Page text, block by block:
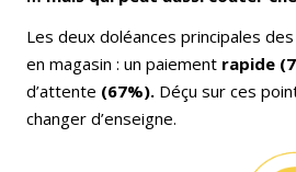
Les deux doléances principales
en magasin : un paiement rapide
d’attente (67%). Déçu sur ces
changer d’enseigne.